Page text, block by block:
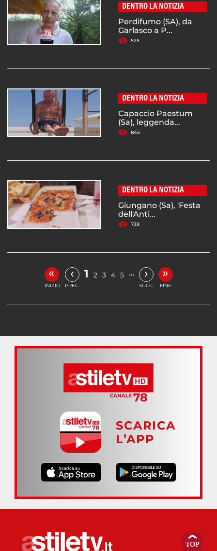
DENTRO LA NOTIZIA
Perdifumo (SA), da
Garlasco a P...
525
DENTRO LA NOTIZIA
Capaccio Paestum
(Sa), leggenda...
845
DENTRO LA NOTIZIA
Giungano (Sa), 'Festa
dell'Anti...
739
«
INIZIO
‹
PREC.
1 2 3 4 5 … ›
SUCC.
»
FINE
SCARICA
L’APP